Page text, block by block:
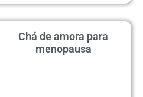
Chá de amora para
menopausa